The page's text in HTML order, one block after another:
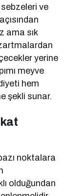
ve
ama sık
yerine
meyve
hem
şekli sunar.
noktalara
olduğundan